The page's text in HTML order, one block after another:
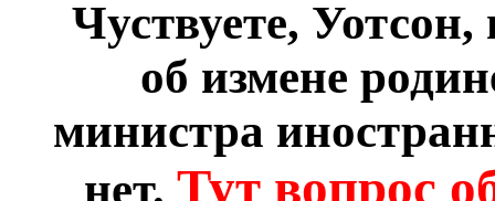
Чуствуете,
об измене
министра
нет. Тут вопрос